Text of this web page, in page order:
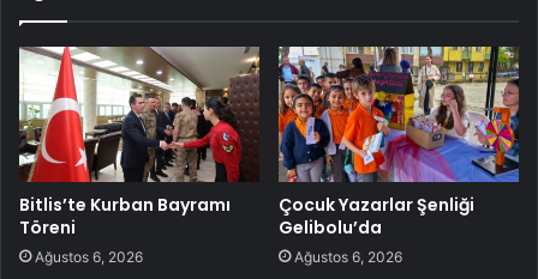
Bitlis’te Kurban Bayramı
Töreni
Ağustos 6, 2026
Çocuk Yazarlar Şenliği
Gelibolu’da
Ağustos 6, 2026